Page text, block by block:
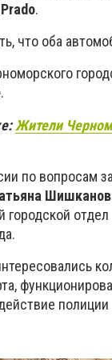
.
что оба
.
Жители
по вопросам
городской